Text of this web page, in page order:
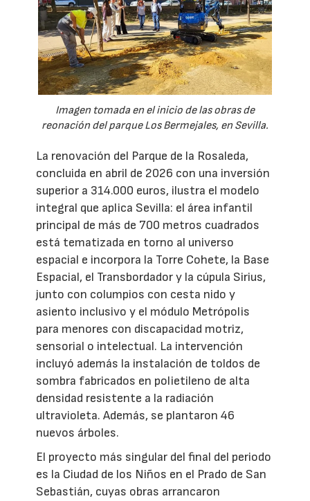
Imagen tomada en el inicio de las obras de
reonación del parque Los Bermejales, en Sevilla.
La renovación del Parque de la Rosaleda,
concluida en abril de 2026 con una inversión
superior a 314.000 euros, ilustra el modelo
integral que aplica Sevilla: el área infantil
principal de más de 700 metros cuadrados
está tematizada en torno al universo
espacial e incorpora la Torre Cohete, la Base
Espacial, el Transbordador y la cúpula Sirius,
junto con columpios con cesta nido y
asiento inclusivo y el módulo Metrópolis
para menores con discapacidad motriz,
sensorial o intelectual. La intervención
incluyó además la instalación de toldos de
sombra fabricados en polietileno de alta
densidad resistente a la radiación
ultravioleta. Además, se plantaron 46
nuevos árboles.
El proyecto más singular del final del periodo
es la Ciudad de los Niños en el Prado de San
Sebastián, cuyas obras arrancaron